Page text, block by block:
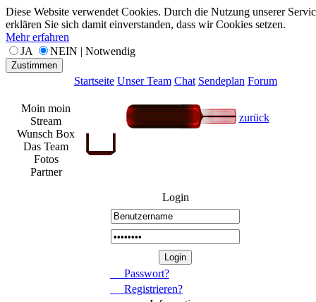
Diese Website verwendet Cookies. Durch die Nutzung unserer
erklären Sie sich damit einverstanden, dass wir Cookies setzen.
Mehr erfahren
JA
NEIN | Notwendig
Zustimmen
Startseite Unser Team Chat Sendeplan Forum
Moin moin
Stream
Wunsch Box
Das Team
Fotos
Partner
zurück
Login
Passwort?
Registrieren?